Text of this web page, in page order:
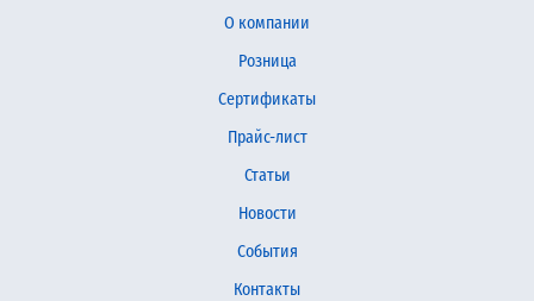
О компании
Розница
Сертификаты
Прайс-лист
Статьи
Новости
События
Контакты